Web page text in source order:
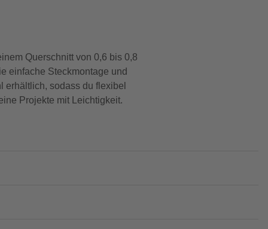
Querschnitt von 0,6 bis 0,8
einfache Steckmontage und
sodass du flexibel
Projekte mit Leichtigkeit.